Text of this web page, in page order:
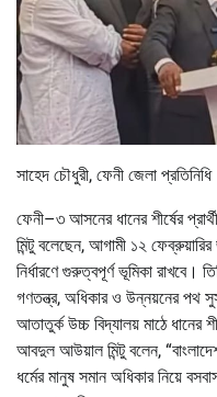
সাহেদ চৌধুরী, ফেনী জেলা প্রতিনিধি
ফেনী–৩ আসনের ধানের শীর্ষের
মিন্টু বলেছেন, আগামী ১২ ফেব্রুয়ারির
নির্ধারণে গুরুত্বপূর্ণ ভূমিকা রাখবে।
গণতন্ত্র, অধিকার ও উন্নয়নের পথ
আতাতুর্ক উচ্চ বিদ্যালয় মাঠে ধানের
আবদুল আউয়াল মিন্টু বলেন,
ধর্মের মানুষ সমান অধিকার নিয়ে